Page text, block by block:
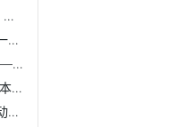
九州通控股股东提前解除质押1600万股 一致行动人新增质押7000万股
意外！梅州客家降级罪魁祸首找到了，一点中超球队的样子都没有
【聚看点】记者观察：形成“科技—产业—金融”良性循环
黑龙江省匠心食品有限公司成立 注册资本100万人民币
中华民族共有精神家园建设主题文化活动走进宜都|热点